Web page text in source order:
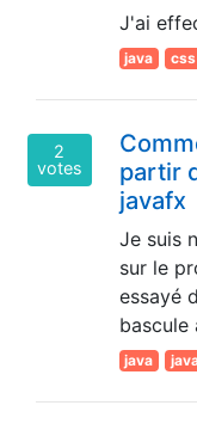
J'ai
java css
2
votes
partir
javafx
Je suis
sur le
essayé
bascule
java